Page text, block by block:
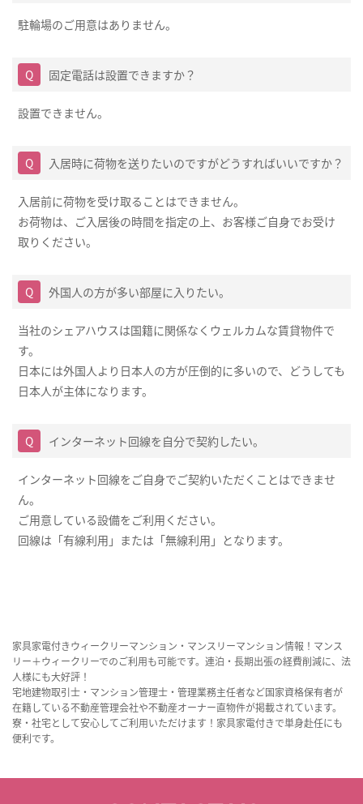
駐輪場のご用意はありません。
固定電話は設置できますか？
設置できません。
入居時に荷物を送りたいのですがどうすればいいですか？
入居前に荷物を受け取ることはできません。
お荷物は、ご入居後の時間を指定の上、お客様ご自身でお受け
取りください。
外国人の方が多い部屋に入りたい。
当社のシェアハウスは国籍に関係なくウェルカムな賃貸物件で
す。
日本には外国人より日本人の方が圧倒的に多いので、どうしても
日本人が主体になります。
インターネット回線を自分で契約したい。
インターネット回線をご自身でご契約いただくことはできませ
ん。
ご用意している設備をご利用ください。
回線は「有線利用」または「無線利用」となります。
家具家電付きウィークリーマンション・マンスリーマンション情報！マンス
リー＋ウィークリーでのご利用も可能です。連泊・長期出張の経費削減に、法
人様にも大好評！
宅地建物取引士・マンション管理士・管理業務主任者など国家資格保有者が
在籍している不動産管理会社や不動産オーナー直物件が掲載されています。
寮・社宅として安心してご利用いただけます！家具家電付きで単身赴任にも
便利です。